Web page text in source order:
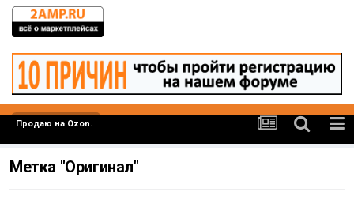
Продаю на Ozon.
Метка "Оригинал"